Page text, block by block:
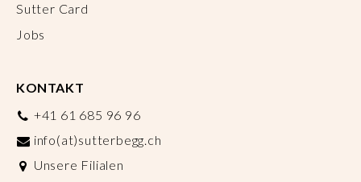
Sutter Card
Jobs
KONTAKT
+41 61 685 96 96
info(at)sutterbegg.ch
Unsere Filialen